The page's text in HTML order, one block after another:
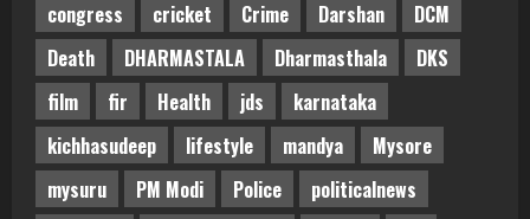
congress
cricket Crime Darshan
DCM
Death
DHARMASTALA Dharmasthala
DKS
film
fir Health jds
karnataka
kichhasudeep
lifestyle mandya
Mysore
mysuru
PM Modi Police
politicalnews